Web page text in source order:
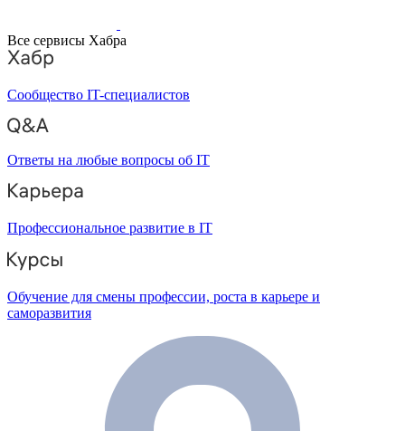
Все сервисы Хабра
Сообщество IT-специалистов
Ответы на любые вопросы об IT
Профессиональное развитие в IT
Обучение для смены профессии, роста в карьере и
саморазвития